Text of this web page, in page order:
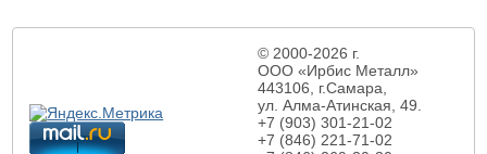
мы осуществляем резку металла.
Бронза это сплав меди с другими металлами в различных
пропорциях. Чаще всего используется сплав меди с оловом, но
так же используются и другие металлы. Бронзовый прокат
имеет отличную устойчивость к коррозии, высокую
пластичность и прочность. Электропроводимость и
теплопроводимость так же являются достоинствами бронзы. Те
© 2000-2026 г.
ООО «Ирбис Металл»
443106, г.Самара,
ул. Алма-Атинская, 49.
+7 (903) 301-21-02
+7 (846) 221-71-02